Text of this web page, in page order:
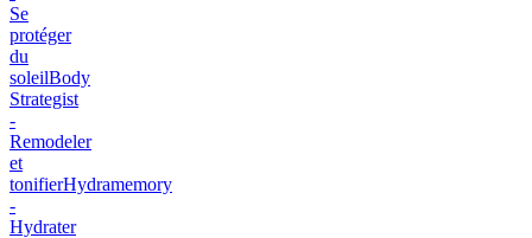
Se
protéger
du
soleilBody
Strategist
-
Remodeler
et
tonifierHydramemory
-
Hydrater